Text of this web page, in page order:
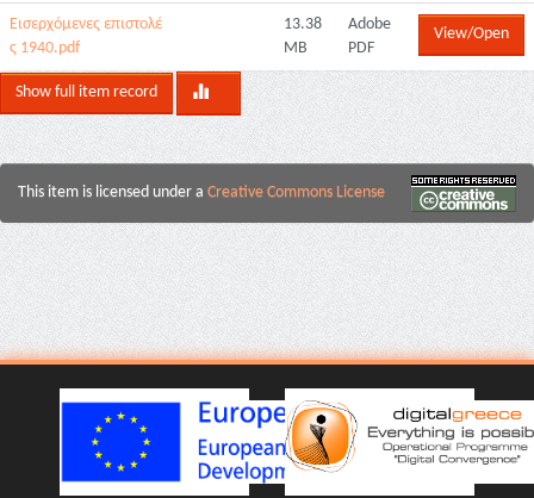
Εισερχόμενες επιστολέ
ς 1940.pdf
13.38
MB
Adobe
PDF
View/Open
Show full item record
This item is licensed under a Creative Commons License